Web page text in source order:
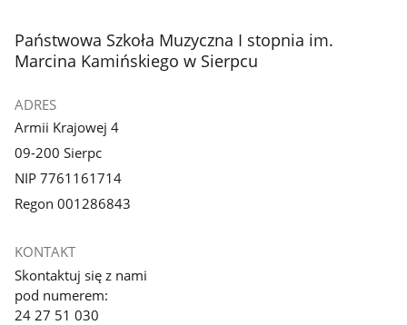
stopka
Państwowa Szkoła Muzyczna I stopnia im.
Marcina Kamińskiego w Sierpcu
ADRES
Armii Krajowej 4
09-200 Sierpc
NIP 7761161714
Regon 001286843
KONTAKT
Skontaktuj się z nami
pod numerem:
24 27 51 030